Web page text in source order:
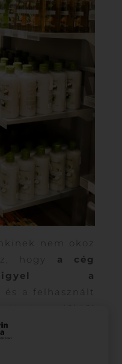
nem okoz
hogy a cég
figyel a
és a felhasznált
értékek
biztosítják